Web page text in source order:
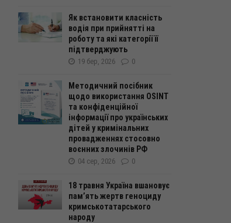
Як встановити класність
водія при прийнятті на
роботу та які категорії її
підтверджують
19 бер, 2026 0
Методичний посібник
щодо використання OSINT
та конфіденційної
інформації про українських
дітей у кримінальних
провадженнях стосовно
воєнних злочинів РФ
04 сер, 2026 0
18 травня Україна вшановує
пам’ять жертв геноциду
кримськотатарського
народу